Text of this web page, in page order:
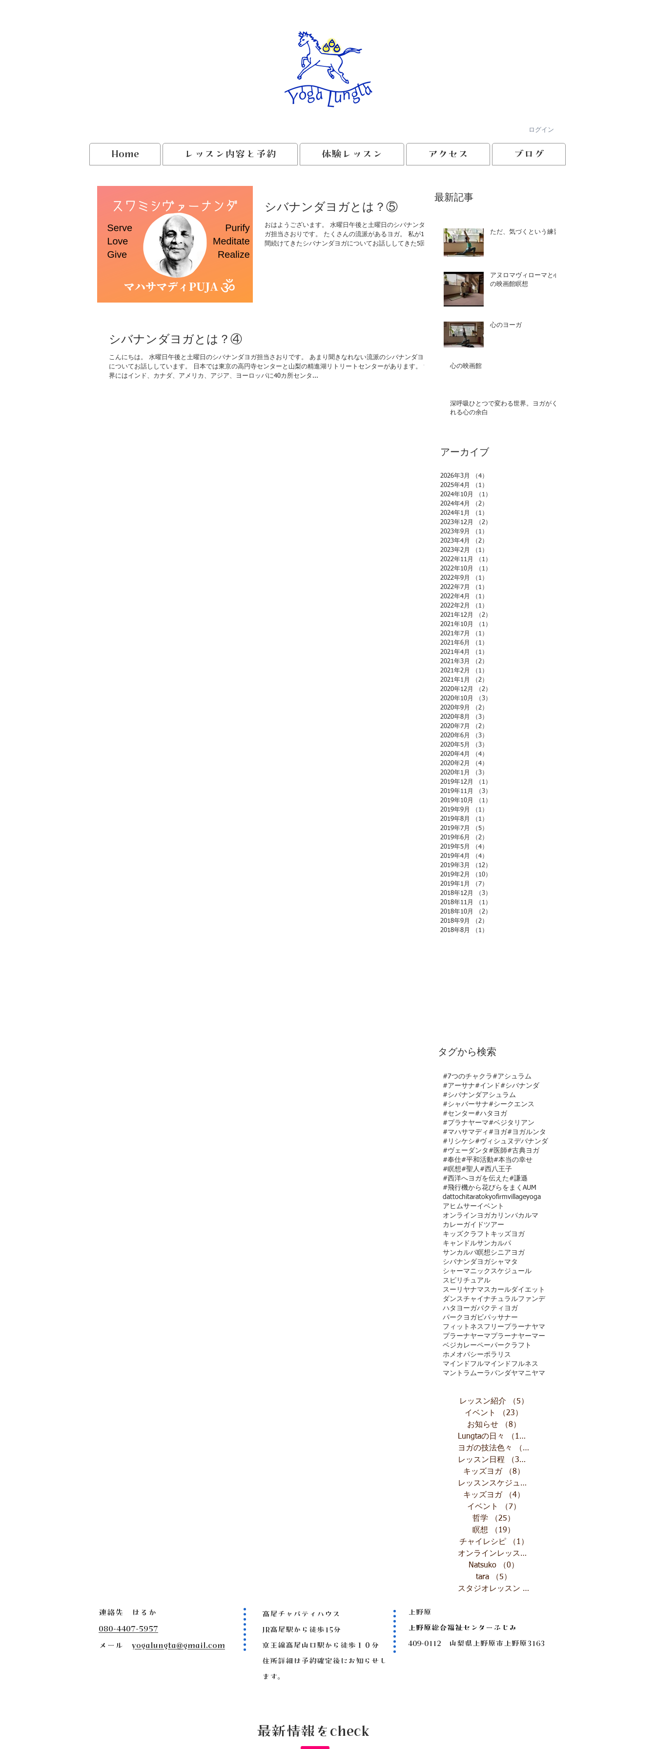
ログイン
Home レッスン内容と予約 体験レッスン アクセス ブログ
シバナンダヨガとは？⑤
おはようございます。 水曜日午後と土曜日のシバナンダヨ
ガ担当さおりです。 たくさんの流派があるヨガ。 私が12年
間続けてきたシバナンダヨガについてお話ししてきた5回目
シバナンダヨガとは？④
こんにちは。 水曜日午後と土曜日のシバナンダヨガ担当さおりです。 あまり聞きなれない流派のシバナンダヨガ
についてお話ししています。 日本では東京の高円寺センターと山梨の精進湖リトリートセンターがあります。 世
界にはインド、カナダ、アメリカ、アジア、ヨーロッパに40カ所センタ...
最新記事
ただ、気づくという練習
アヌロマヴィローマと心
の映画館瞑想
心のヨーガ
心の映画館
深呼吸ひとつで変わる世界。ヨガがく
れる心の余白
アーカイブ
2026年3月 （4）
2025年4月
（1）
2024年10月
（1）
2024年4月
（2）
2024年1月
（1）
2023年12月
（2）
2023年9月
（1）
2023年4月
（2）
2023年2月
（1）
2022年11月
（1）
2022年10月
（1）
2022年9月
（1）
2022年7月
（1）
2022年4月
（1）
2022年2月
（1）
2021年12月
（2）
2021年10月
（1）
2021年7月
（1）
2021年6月
（1）
2021年4月
（1）
2021年3月
（2）
2021年2月
（1）
2021年1月
（2）
2020年12月
（2）
2020年10月
（3）
2020年9月
（2）
2020年8月
（3）
2020年7月
（2）
2020年6月
（3）
2020年5月
（3）
2020年4月
（4）
2020年2月
（4）
2020年1月
（3）
2019年12月
（1）
2019年11月
（3）
2019年10月
（1）
2019年9月
（1）
2019年8月
（1）
2019年7月
（5）
2019年6月
（2）
2019年5月
（4）
2019年4月
（4）
2019年3月
（12）
2019年2月
（10）
2019年1月
（7）
2018年12月
（3）
2018年11月
（1）
2018年10月
（2）
2018年9月
（2）
2018年8月
（1）
タグから検索
#7つのチャクラ #アシュラム
#アーサナ#インド #シバナンダ
#シバナンダアシュラム
#シャバーサナ#シークエンス
#センター#ハタヨガ
#プラナヤーマ#ベジタリアン
#マハサマディ #ヨガ#ヨガルンタ
#リシケシ#ヴィシュヌデバナンダ
#ヴェーダンタ #医師#古典ヨガ
#奉仕#平和活動#本当の幸せ
#瞑想#聖人 #西八王子
#西洋へヨガを伝えた #謙遜
#飛行機から花びらをまく AUM
dattochitaratokyofirmvillageyoga
アヒムサーイベント
オンラインヨガカリンバカルマ
カレーガイドツアー
キッズクラフト キッズヨガ
キャンドルサンカルパ
サンカルパ瞑想シニアヨガ
シバナンダヨガシャマタ
シャーマニック スケジュール
スピリチュアル
スーリヤナマスカールダイエット
ダンスチャイ ナチュラルファンデ
ハタヨーガバクティヨガ
パークヨガ ビパッサナー
フィットネス フリープラーナヤマ
プラーナヤーマプラーナヤーマー
ベジカレーペーパークラフト
ホメオパシーポラリス
マインドフルマインドフルネス
マントラ ムーラバンダヤマニヤマ
レッスン紹介 （5）
イベント
（23）
お知らせ
（8）
Lungtaの日々
（10）
ヨガの技法色々
（11）
レッスン日程
（32）
キッズヨガ
（8）
レッスンスケジュール
キッズヨガ
（4）
イベント
（7）
哲学
（25）
瞑想
（19）
チャイレシピ
（1）
オンラインレッスン
Natsuko
（0）
tara
（5）
スタジオレッスン （1）
連絡先 はるか
080-4407-5957
​メール yogalungta@gmail.com
高尾チャパティハウス
JR高尾駅から徒歩15分
京王線高尾山口駅から徒歩１０分
住所詳細は予約確定後にお知らせし
ます。
上野原
上野原総合福祉センターふじみ
409-0112 山梨県上野原市上野原3163
最新情報をcheck